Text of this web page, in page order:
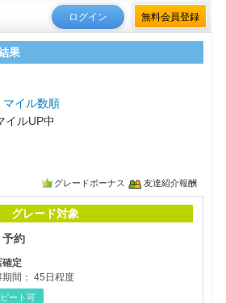
ログイン 無料会員登録
果
マイル数順
イルUP中
グレードボーナス 友達紹介報酬
グレード対象
約
確定
間： 45日程度
ート可